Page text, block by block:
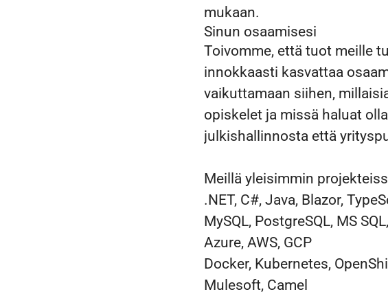
mukaan.
Sinun osaamisesi
Toivomme, että tuot meille
innokkaasti kasvattaa
vaikuttamaan siihen,
opiskelet ja missä haluat
julkishallinnosta että
Meillä yleisimmin
.NET, C#, Java, Blazor,
MySQL, PostgreSQL, MS
Azure, AWS, GCP
Docker, Kubernetes,
Mulesoft, Camel